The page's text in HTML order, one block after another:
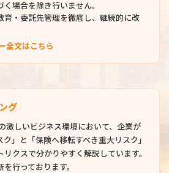
場合を除き行いません。
育・委託先管理を徹底し、継続的に改
全文はこちら
グ
激しいビジネス環境において、企業が
ク」と「保険へ移転すべき重大リスク」
クスで分かりやすく解説しています。
行っております。